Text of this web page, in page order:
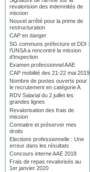
revalorision des indemnités de
mission
Nouvel arrêté pour la prime de
restructuration
CAP en danger
SG communs préfecture et DDI :
l’UNSA a rencontré la mission
d’inspection
Examen professionnel AAE
CAP mobilité des 21-22 mai 2019
Nombre de postes ouverts pour
le recrutement en catégorie A
RDV Salarial du 2 juillet les
grandes lignes
Revalorisation des frais de
mission
Connaitre et préserver mes
droits
Elections professionnelle : Une
erreur dans les résultats
Concours interne AAE 2018
Frais de repas revalorisés au
1er janvier 2020